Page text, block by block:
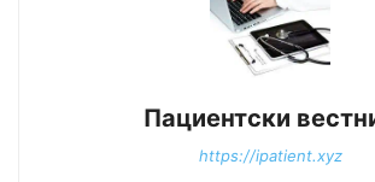
Пациентски
https://ipatient.xyz